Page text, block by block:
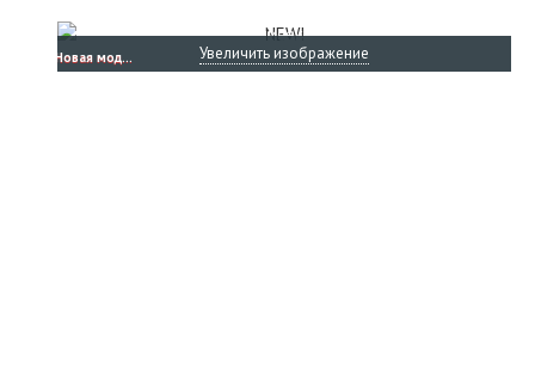
Увеличить изображение
NEW!
Новая модель